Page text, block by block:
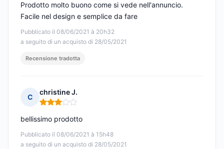
Pubblicato il 08/06/2021 à 20h32
a seguito di un acquisto di 28/05/2021
Prodotto molto buono come si vede nell'annuncio.
Facile nel design e semplice da fare
Recensione tradotta
C
christine J.
Nota: 3 su 5
Pubblicato il 08/06/2021 à 15h48
a seguito di un acquisto di 28/05/2021
bellissimo prodotto